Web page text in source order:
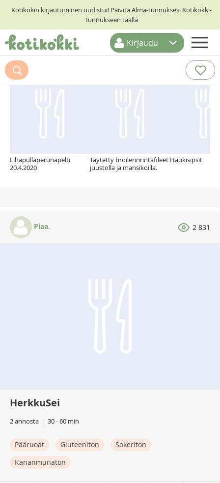
Kotikokin kirjautuminen uudistui! Päivitä Alma-tunnuksesi Kotikokki-
tunnukseen täällä
ETUSIVU
RESEPTIHAKU
Kirjaudu
Suosittelemme myös
Lihapullaperunapelti
20.4.2020
Täytetty broilerinrintafileet
juustolla ja mansikoilla.
Haukisipsit
Piaa. 2 831
HerkkuSei
2 annosta 30 - 60 min
Pääruoat Gluteeniton
Sokeriton
Kananmunaton